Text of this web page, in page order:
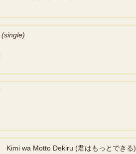
(single)
Kimi wa Motto Dekiru (君はもっとできる)